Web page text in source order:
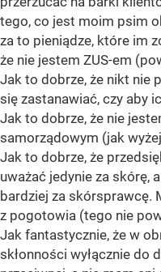
tego, co jest moim psim
za to pieniądze, które im
że nie jestem ZUS-em
Jak to dobrze, że nikt nie
się zastanawiać, czy aby
Jak to dobrze, że nie
samorządowym (jak
Jak to dobrze, że
uważać jedynie za skórę,
bardziej za skórsprawcę.
z pogotowia (tego nie
Jak fantastycznie, że w
skłonności wyłącznie do